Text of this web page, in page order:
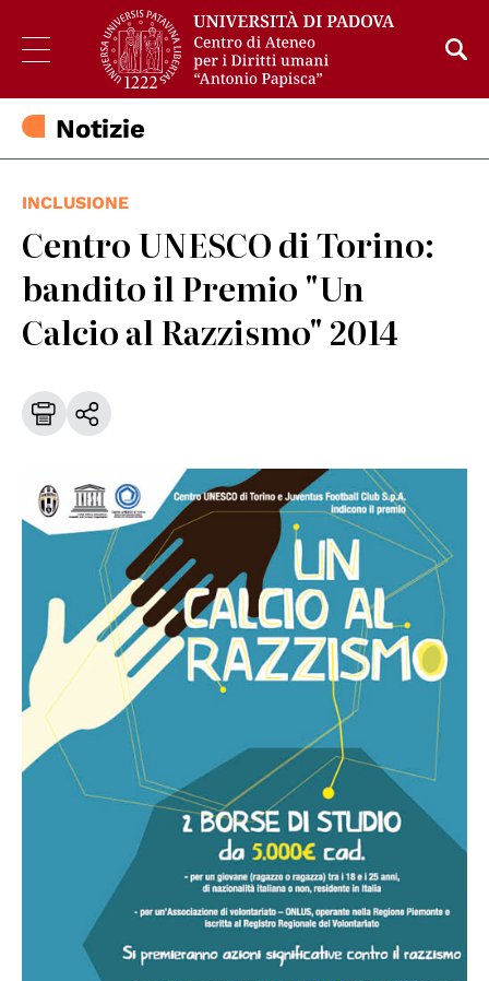
Notizie
INCLUSIONE
Centro UNESCO di Torino:
bandito il Premio "Un
Calcio al Razzismo" 2014